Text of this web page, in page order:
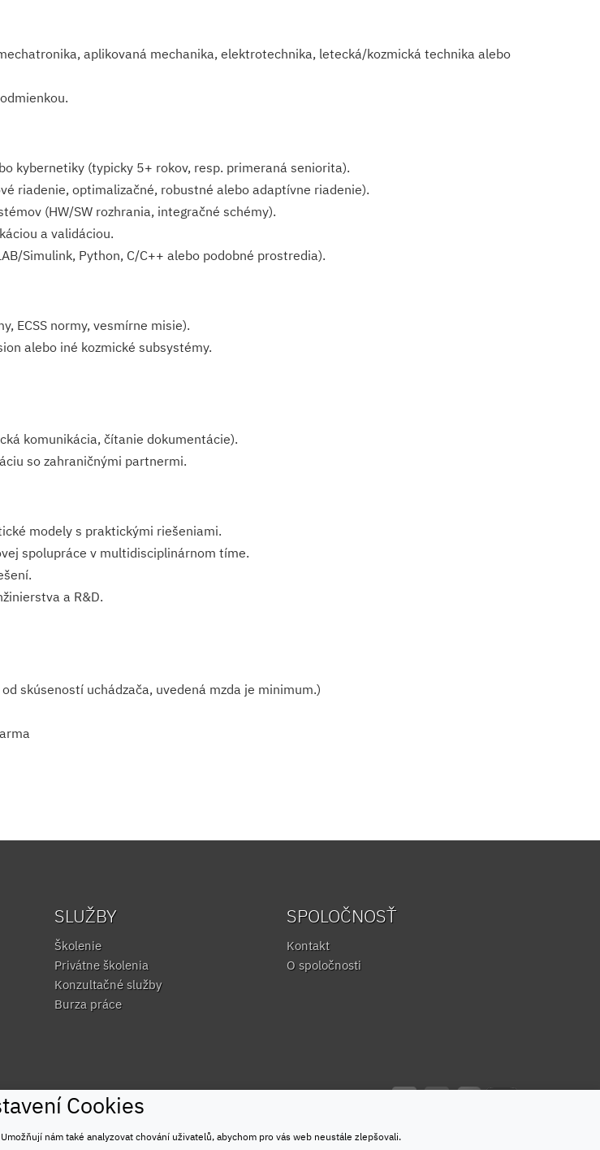
aplikovaná mechanika, elektrotechnika, letecká/kozmická technika alebo
kybernetiky (typicky 5+ rokov, resp. primeraná seniorita).
riadenie, optimalizačné, robustné alebo adaptívne riadenie).
(HW/SW rozhrania, integračné schémy).
a validáciou.
Simulink, Python, C/C++ alebo podobné prostredia).
ECSS normy, vesmírne misie).
alebo iné kozmické subsystémy.
komunikácia, čítanie dokumentácie).
so zahraničnými partnermi.
modely s praktickými riešeniami.
spolupráce v multidiscipli­nárnom tíme.
a R&D.
skúseností uchádzača, uvedená mzda je minimum.)
Cookies
nám také analyzovat chování uživatelů, abychom pro vás web neustále zlepšovali.
SLUŽBY
Školenie
Privátne školenia
Konzultačné služby
Burza práce
SPOLOČNOSŤ
Kontakt
O spoločnosti